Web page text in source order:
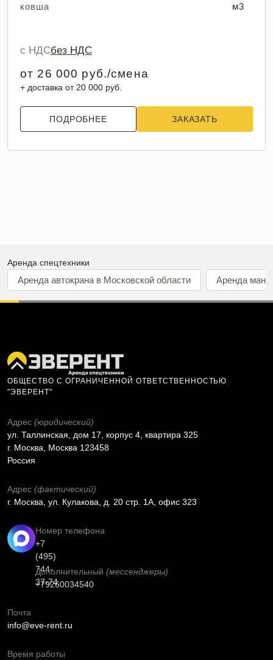
ковша
м3
с НДСбез НДС
от 26 000 руб./смена
+ доставка от 20 000 руб.
ПОДРОБНЕЕ ЗАКАЗАТЬ
Аренда спецтехники
Аренда автокрана в Московской области Аренда
ОБЩЕСТВО С ОГРАНИЧЕННОЙ ОТВЕТСТВЕННОСТЬЮ
"ЭВЕРЕНТ"
Адрес (юридический)
ул. Таллинская, дом 17, корпус 4, квартира 325
г. Москва, Москва 123458
Россия
Адрес (фактический)
г. Москва, ул. Кулакова, д. 20 стр. 1А, офис 323
Номер телефона
+7
(495)
744-
37-74
Дополнительный (мессенджеры)
+79260034540
Почта
info@eve-rent.ru
Время работы